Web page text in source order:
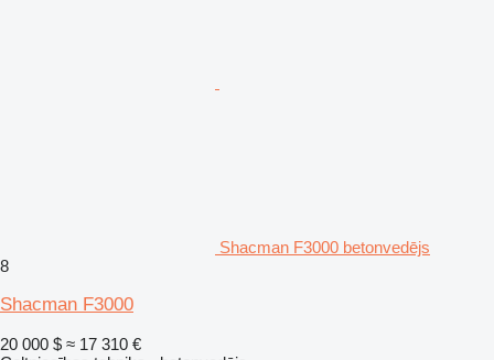
Shacman F3000 betonvedējs
8
Shacman F3000
20 000 $ ≈ 17 310 €